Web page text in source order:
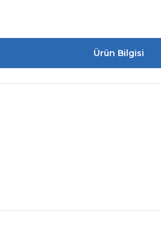
Ürün Bilgisi